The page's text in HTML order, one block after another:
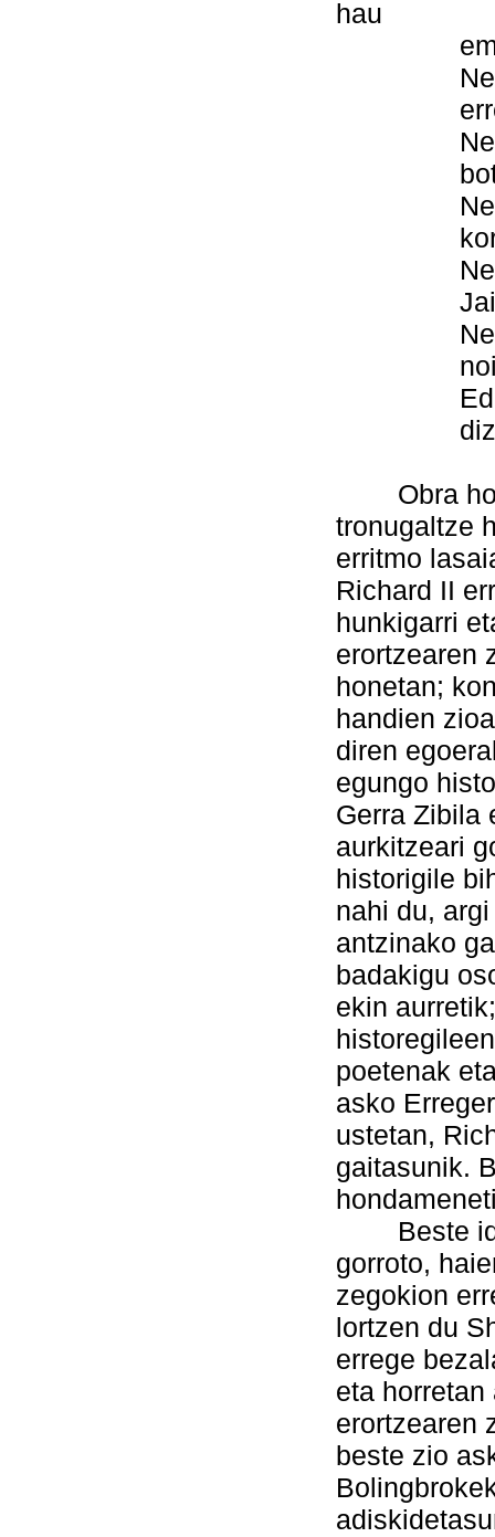
hau
Nere
errege-
Nere
boterea
Nereak
Nerea
Nerea
noizbait
dizuet
Obra
tronugaltze
erritmo
Richard II
hunkigarri
erortzearen
honetan;
handien
diren
egungo
Gerra Zibila
aurkitzeari
historigile
nahi du,
antzinako
badakigu
ekin
poetenak
asko
ustetan,
gaitasunik.
Beste
gorroto,
zegokion
lortzen du
errege
eta
erortzearen
beste zio